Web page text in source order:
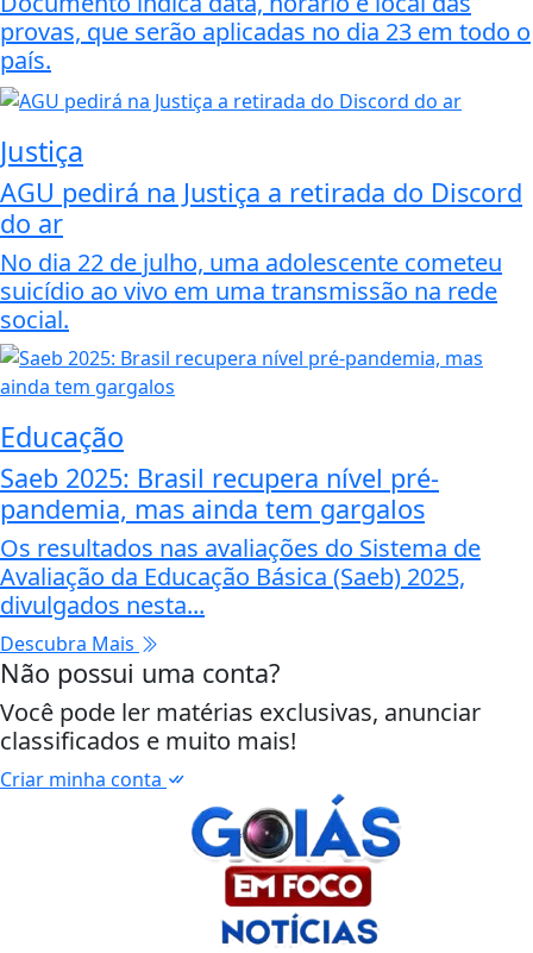
provas, que serão aplicadas no dia 23 em todo o
país.
Justiça
AGU pedirá na Justiça a retirada do Discord
do ar
No dia 22 de julho, uma adolescente cometeu
suicídio ao vivo em uma transmissão na rede
social.
Educação
Saeb 2025: Brasil recupera nível pré-
pandemia, mas ainda tem gargalos
Os resultados nas avaliações do Sistema de
Avaliação da Educação Básica (Saeb) 2025,
divulgados nesta...
Descubra Mais
Não possui uma conta?
Você pode ler matérias exclusivas, anunciar
classificados e muito mais!
Criar minha conta